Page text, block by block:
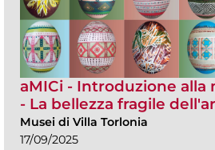
aMICi - Introduzione alla
- La bellezza fragile
Musei di Villa Torlonia
17/09/2025